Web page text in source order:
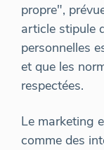
propre",
article stipule
personnelles
et que les
respectées.
Le marketing
comme des